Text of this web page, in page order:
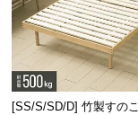
[SS/S/SD/D] 竹製すの